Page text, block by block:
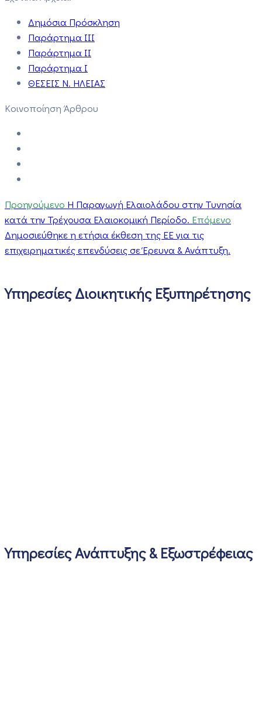
Δημόσια Πρόσκληση
Παράρτημα III
Παράρτημα II
Παράρτημα I
ΘΕΣΕΙΣ Ν. ΗΛΕΙΑΣ
Κοινοποίηση Άρθρου
Προηγούμενο Η Παραγωγή Ελαιολάδου στην Τυνησία
κατά την Τρέχουσα Ελαιοκομική Περίοδο. Επόμενο
Δημοσιεύθηκε η ετήσια έκθεση της ΕΕ για τις
επιχειρηματικές επενδύσεις σε Έρευνα & Ανάπτυξη.
Υπηρεσίες Διοικητικής Εξυπηρέτησης
Υπηρεσίες Ανάπτυξης & Εξωστρέφειας